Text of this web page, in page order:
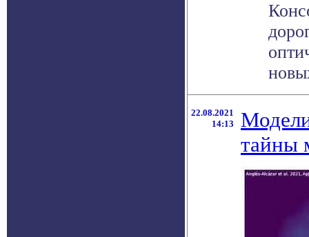
22.08.2021
14:13
тайны